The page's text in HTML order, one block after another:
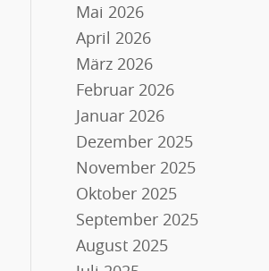
Mai 2026
April 2026
März 2026
Februar 2026
Januar 2026
Dezember 2025
November 2025
Oktober 2025
September 2025
August 2025